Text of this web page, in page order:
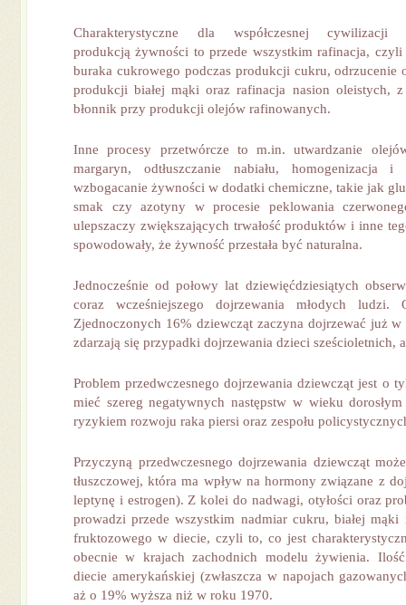
Charakterystyczne dla współczesnej cywilizacji
produkcją żywności to przede wszystkim rafinacja, czyli
buraka cukrowego podczas produkcji cukru, odrzucenie
produkcji białej mąki oraz rafinacja nasion oleistych,
błonnik przy produkcji olejów rafinowanych.
Inne procesy przetwórcze to m.in. utwardzanie
margaryn, odtłuszczanie nabiału, homogenizacja i
wzbogacanie żywności w dodatki chemiczne, takie jak
smak czy azotyny w procesie peklowania
ulepsza­czy zwiększających trwałość produktów i inne
spowodowały, że żywność przestała być naturalna.
Jednocześnie od połowy lat dziewięćdziesiątych
coraz wcześniejszego dojrzewania młodych ludzi.
Zjednoczonych 16% dziewcząt zaczyna dojrzewać już
zdarzają się przypadki dojrzewania dzieci sześcioletnich,
Problem przedwczesnego dojrzewania dziewcząt jest o
mieć szereg negatywnych następstw w wieku
ryzykiem rozwoju raka piersi oraz zespołu
Przyczyną przedwczesnego dojrzewania dziewcząt
tłuszczowej, która ma wpływ na hormony związane z
leptynę i estrogen). Z kolei do nadwagi, otyłości oraz
prowadzi przede wszystkim nadmiar cukru, białej
fruktozowego w diecie, czyli to, co jest
obecnie w krajach zachodnich modelu żywienia.
diecie amerykańskiej (zwłaszcza w napojach
aż o 19% wyższa niż w roku 1970.